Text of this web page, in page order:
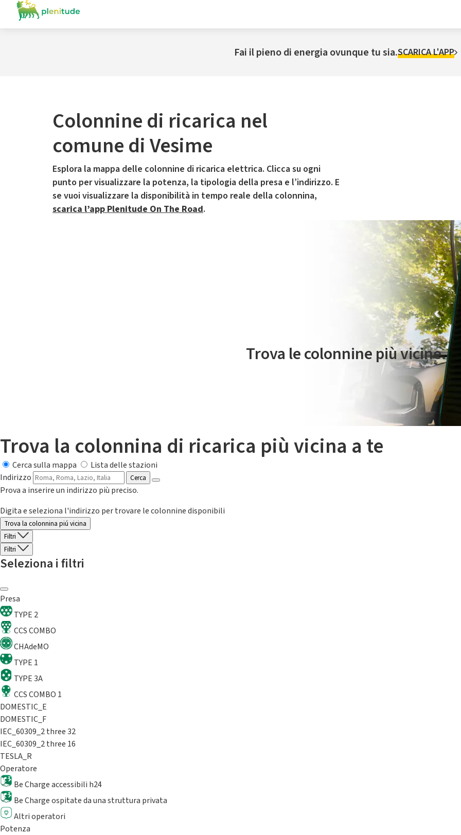
Fai il pieno di energia ovunque tu sia.SCARICA L'APP
Colonnine di ricarica nel
comune di Vesime
Esplora la mappa delle colonnine di ricarica elettrica. Clicca su ogni
punto per visualizzare la potenza, la tipologia della presa e l’indirizzo. E
se vuoi visualizzare la disponibilità in tempo reale della colonnina,
scarica l’app Plenitude On The Road.
Il servizio di mobilità elettrica è gestito da Plenitude On The Road
Trova le colonnine più vicine.
Trova la colonnina di ricarica più vicina a te
Cerca sulla mappa
Lista delle stazioni
Indirizzo
Cerca
Prova a inserire un indirizzo più preciso.
Digita e seleziona l'indirizzo per trovare le colonnine disponibili
Trova la colonnina piú vicina
Filtri
Filtri
Seleziona i filtri
Presa
TYPE 2
CCS COMBO
CHAdeMO
TYPE 1
TYPE 3A
CCS COMBO 1
DOMESTIC_E
DOMESTIC_F
IEC_60309_2 three 32
IEC_60309_2 three 16
TESLA_R
Operatore
Be Charge accessibili h24
Be Charge ospitate da una struttura privata
Altri operatori
Potenza